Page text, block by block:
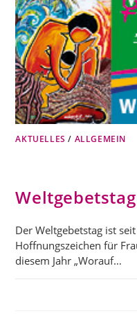
AKTUELLES / ALLGEMEIN
Der Weltgebetstag ist
Hoffnungszeichen für
diesem Jahr „Worauf…